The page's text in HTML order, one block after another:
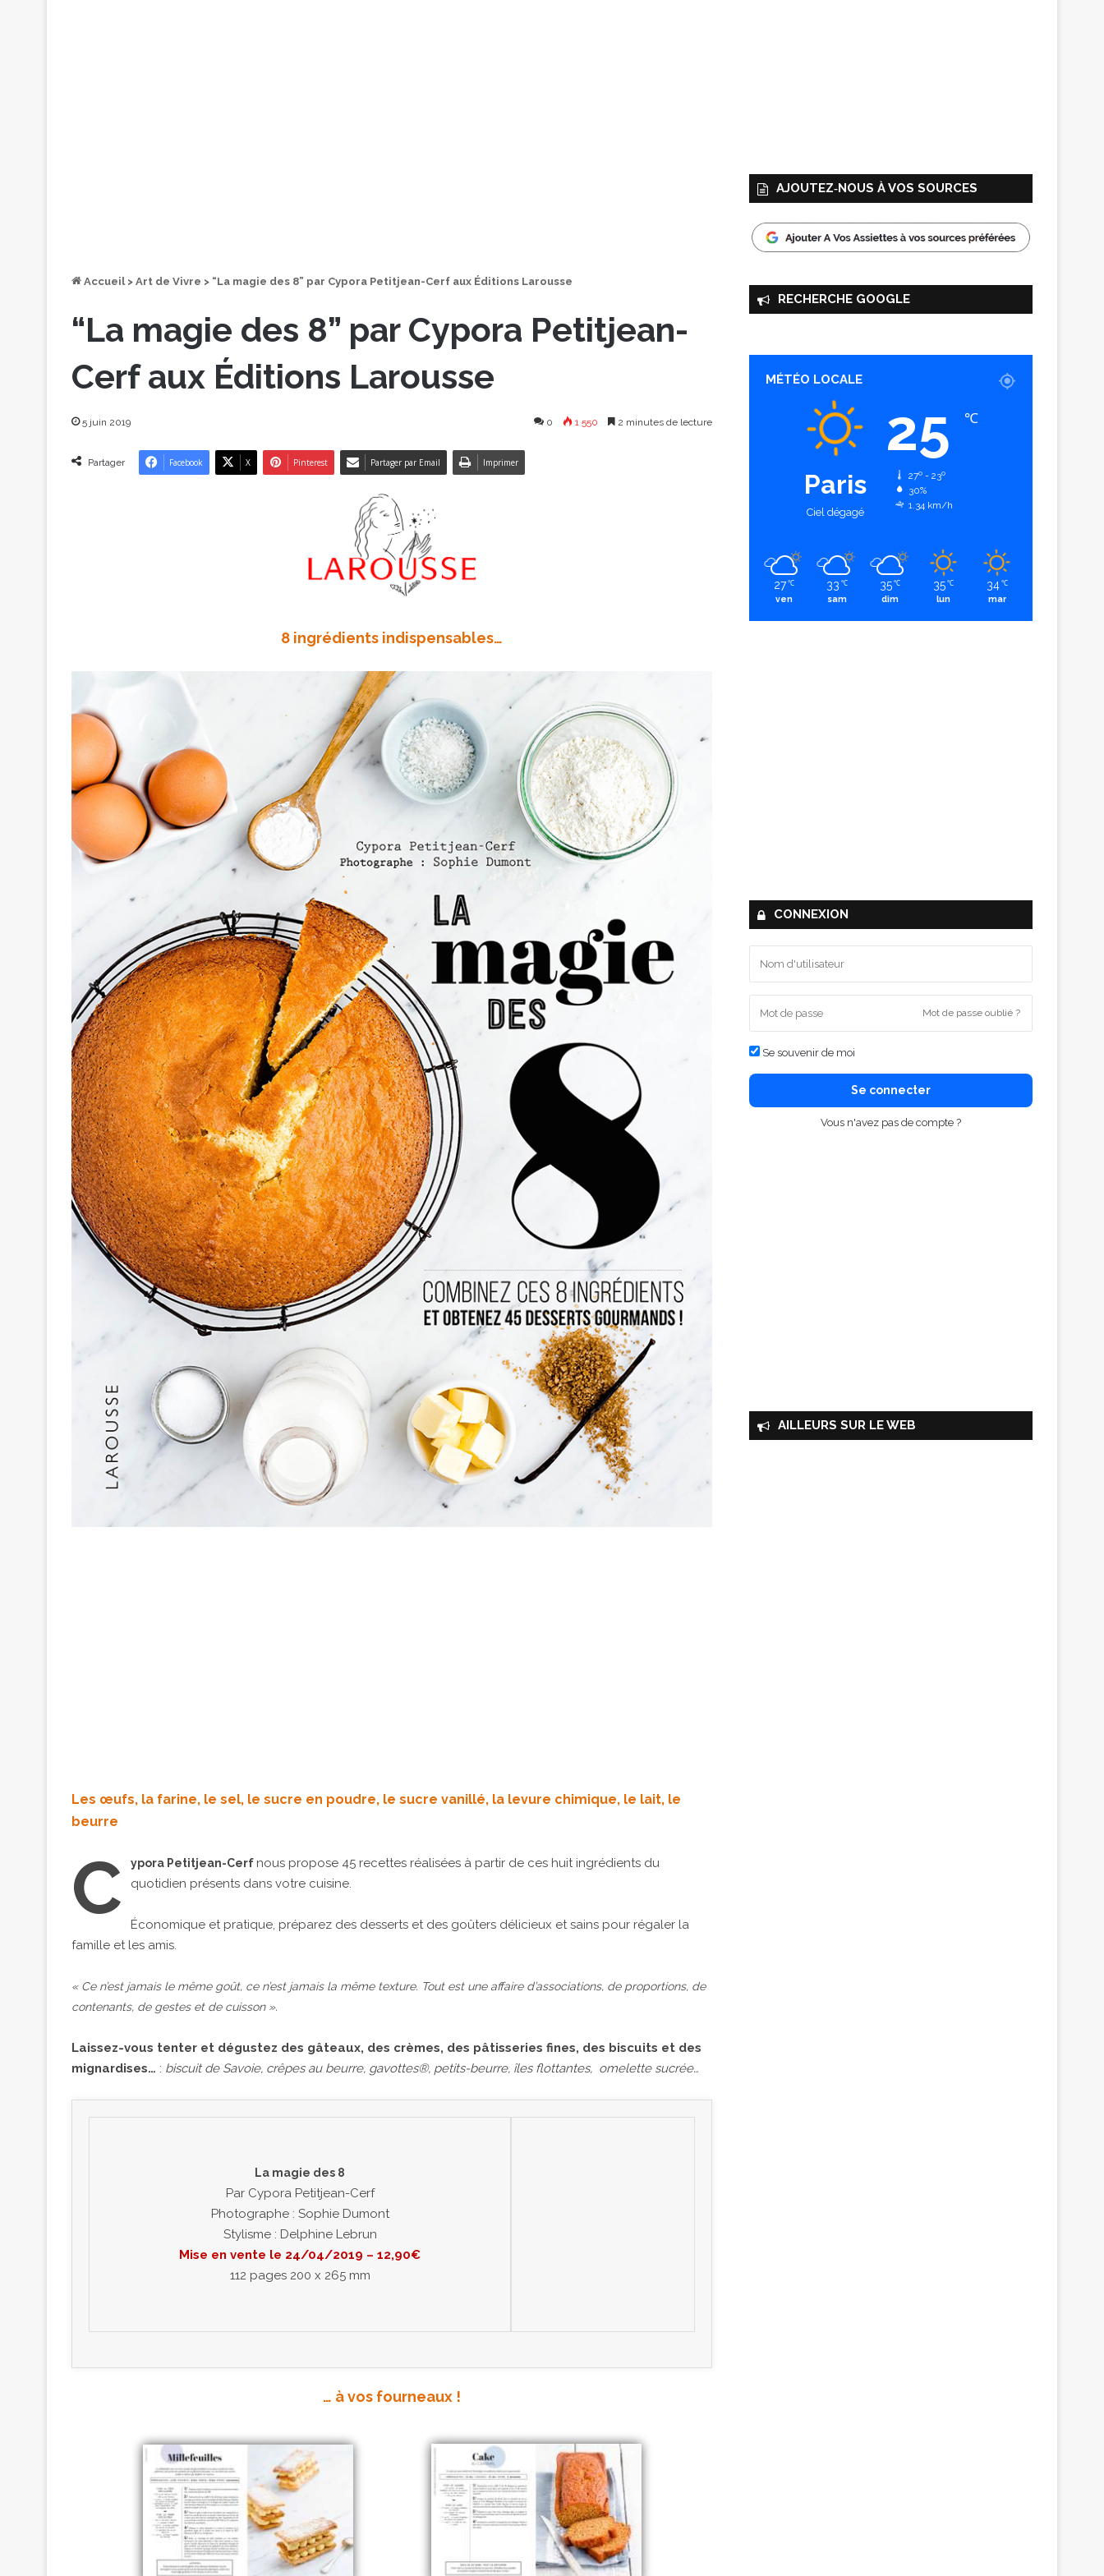
Accueil > Art de Vivre > “La magie des 8” par Cypora Petitjean-Cerf aux Éditions Larousse
“La magie des 8” par Cypora Petitjean-
Cerf aux Éditions Larousse
5 juin 2019 0 1 550 2 minutes de lecture
Partager Facebook X Pinterest Partager par Email Imprimer
8 ingrédients indispensables…
Les œufs, la farine, le sel, le sucre en poudre, le sucre vanillé, la levure chimique, le lait, le
beurre
C ypora Petitjean-Cerf nous propose 45 recettes réalisées à partir de ces huit ingrédients du
quotidien présents dans votre cuisine.
Économique et pratique, préparez des desserts et des goûters délicieux et sains pour régaler la
famille et les amis.
« Ce n’est jamais le même goût, ce n’est jamais la même texture. Tout est une affaire d’associations, de proportions, de
contenants, de gestes et de cuisson ».
Laissez-vous tenter et dégustez des gâteaux, des crèmes, des pâtisseries fines, des biscuits et des
mignardises… : biscuit de Savoie, crêpes au beurre, gavottes®, petits-beurre, îles flottantes, omelette sucrée…
La magie des 8
Par Cypora Petitjean-Cerf
Photographe : Sophie Dumont
Stylisme : Delphine Lebrun
Mise en vente le 24/04/2019 – 12,90€
112 pages 200 x 265 mm
… à vos fourneaux !
AJOUTEZ‑NOUS À VOS SOURCES
RECHERCHE GOOGLE
MÉTÉO LOCALE
Paris
Ciel dégagé
25 ℃
27º - 23º
30%
1.34 km/h
27 ℃
ven
33 ℃
sam
35 ℃
dim
35 ℃
lun
34 ℃
mar
CONNEXION
Mot de passe oublié ?
Se souvenir de moi
Se connecter
Vous n'avez pas de compte ?
AILLEURS SUR LE WEB